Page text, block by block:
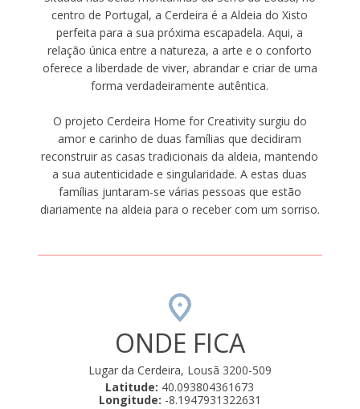
centro de Portugal, a Cerdeira é a Aldeia do Xisto
perfeita para a sua próxima escapadela. Aqui, a
relação única entre a natureza, a arte e o conforto
oferece a liberdade de viver, abrandar e criar de uma
forma verdadeiramente autêntica.
O projeto Cerdeira Home for Creativity surgiu do
amor e carinho de duas famílias que decidiram
reconstruir as casas tradicionais da aldeia, mantendo
a sua autenticidade e singularidade. A estas duas
famílias juntaram-se várias pessoas que estão
diariamente na aldeia para o receber com um sorriso.
ONDE FICA
Lugar da Cerdeira, Lousã 3200-509
Latitude: 40.093804361673
Longitude: -8.1947931322631